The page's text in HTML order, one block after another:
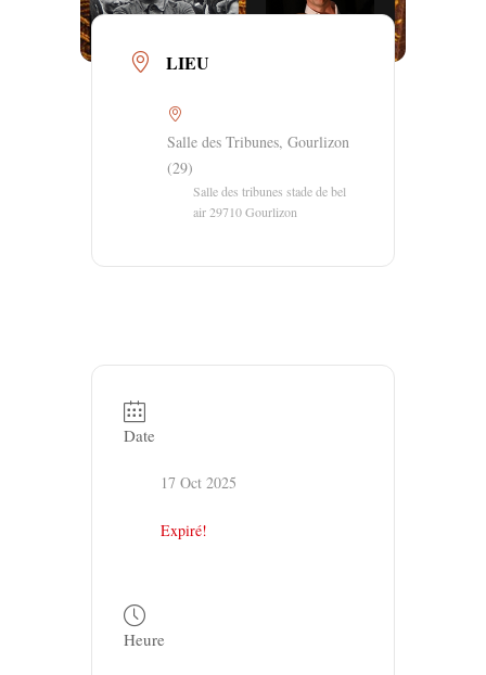
LIEU
Salle des Tribunes, Gourlizon
(29)
Salle des tribunes stade de bel
air 29710 Gourlizon
Date
17 Oct 2025
Expiré!
Heure